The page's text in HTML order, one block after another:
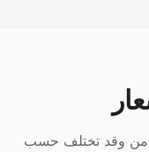
من وقد تختلف حسب